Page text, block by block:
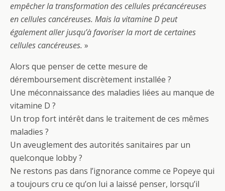
empêcher la transformation des cellules précancéreuses
en cellules cancéreuses. Mais la vitamine D peut
également aller jusqu’à favoriser la mort de certaines
cellules cancéreuses. »
Alors que penser de cette mesure de
déremboursement discrètement installée ?
Une méconnaissance des maladies liées au manque de
vitamine D ?
Un trop fort intérêt dans le traitement de ces mêmes
maladies ?
Un aveuglement des autorités sanitaires par un
quelconque lobby ?
Ne restons pas dans l’ignorance comme ce Popeye qui
a toujours cru ce qu’on lui a laissé penser, lorsqu’il